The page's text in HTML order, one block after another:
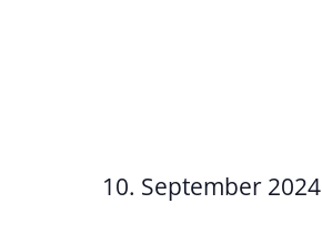
10. September 2024